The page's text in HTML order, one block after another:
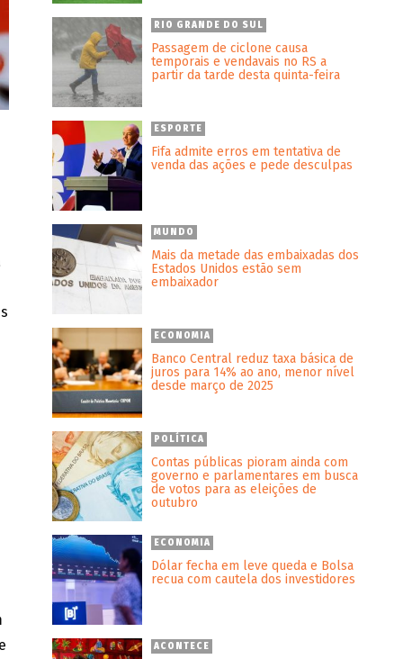
RIO GRANDE DO SUL
Passagem de ciclone causa
temporais e vendavais no RS a
partir da tarde desta quinta-feira
ESPORTE
Fifa admite erros em tentativa de
venda das ações e pede desculpas
MUNDO
Mais da metade das embaixadas dos
Estados Unidos estão sem
embaixador
ECONOMIA
Banco Central reduz taxa básica de
juros para 14% ao ano, menor nível
desde março de 2025
POLÍTICA
Contas públicas pioram ainda com
governo e parlamentares em busca
de votos para as eleições de
outubro
ECONOMIA
Dólar fecha em leve queda e Bolsa
recua com cautela dos investidores
ACONTECE